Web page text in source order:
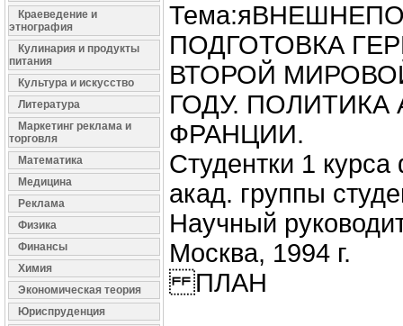
Краеведение и
этнография
Кулинария и продукты
питания
Культура и искусство
Литература
Маркетинг реклама и
торговля
Математика
Медицина
Реклама
Физика
Финансы
Химия
Экономическая теория
Юриспруденция
ПОДГОТОВКА
ВТОРОЙ
ГОДУ. ПОЛИТИКА
ФРАНЦИИ.
Студентки 1
акад. группы
Научный
Москва, 1994 г.
ПЛАН